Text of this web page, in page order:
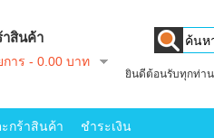
าสินค้า
การ - 0.00 บาท
ยินดีต้อนรับทุกท่าน
กร้าสินค้า ชำระเงิน